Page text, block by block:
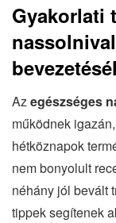
Gyakorlati
Azegészséges
működnek
hétköznapok
nem bonyolult
néhány jól bevált
tippek segítenek